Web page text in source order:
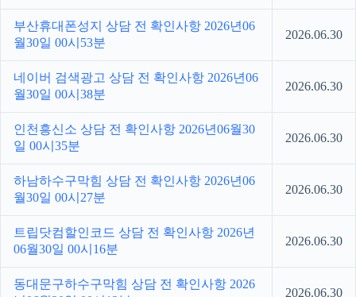
부산휴대폰성지 상담 전 확인사항 2026년06
월30일 00시53분
2026.06.30
네이버 검색광고 상담 전 확인사항 2026년06
월30일 00시38분
2026.06.30
인천흥신소 상담 전 확인사항 2026년06월30
일 00시35분
2026.06.30
하남하수구막힘 상담 전 확인사항 2026년06
월30일 00시27분
2026.06.30
트립닷컴할인코드 상담 전 확인사항 2026년
06월30일 00시16분
2026.06.30
동대문구하수구막힘 상담 전 확인사항 2026
2026.06.30